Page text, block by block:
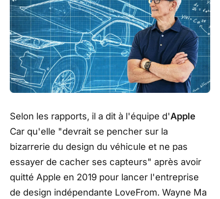
Selon les rapports, il a dit à l'équipe d'Apple
Car qu'elle "devrait se pencher sur la
bizarrerie du design du véhicule et ne pas
essayer de cacher ses capteurs" après avoir
quitté Apple en 2019 pour lancer l'entreprise
de design indépendante LoveFrom. Wayne Ma